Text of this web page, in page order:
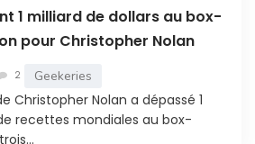
1 milliard de dollars au box-
pour Christopher Nolan
2 Geekeries
Christopher Nolan a dépassé 1
recettes mondiales au box-